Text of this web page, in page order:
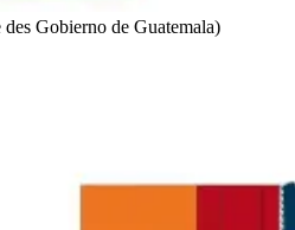
Gobierno de Guatemala)